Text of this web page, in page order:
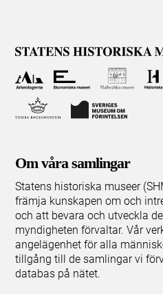
Om våra samlingar
Statens historiska museer
främja kunskapen om och
och att bevara och utveckla
myndigheten förvaltar. Vår
angelägenhet för alla
tillgång till de samlingar vi
databas på nätet.